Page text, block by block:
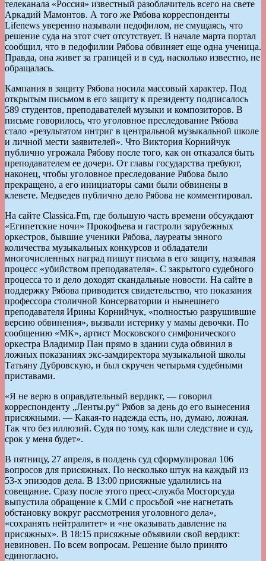
телеканала «Россия» известный разоблачитель всего на свете
Аркадий Мамонтов. А того же Рябова корреспонденты
Lifenews уверенно называли педофилом, не смущаясь, что
решение суда на этот счет отсутствует. В начале марта портал
сообщил, что в педофилии Рябова обвиняет еще одна ученица.
Правда, она живет за границей и в суд, насколько известно, не
обращалась.
Кампания в защиту Рябова носила массовый характер. Под
открытым письмом в его защиту к президенту подписалось
589 студентов, преподавателей музыки и композиторов. В
письме говорилось, что уголовное преследование Рябова
стало «результатом интриг в центральной музыкальной школе
и личной мести заявителей». Что Виктория Корнийчук
публично угрожала Рябову после того, как он отказался быть
преподавателем ее дочери. От главы государства требуют,
наконец, чтобы уголовное преследование Рябова было
прекращено, а его инициаторы сами были обвинены в
клевете. Медведев публично дело Рябова не комментировал.
На сайте Classica.Fm, где большую часть времени обсуждают
«Египетские ночи» Прокофьева и гастроли зарубежных
оркестров, бывшие ученики Рябова, лауреаты энного
количества музыкальных конкурсов и обладатели
многочисленных наград пишут письма в его защиту, называя
процесс «убийством преподавателя». С закрытого судебного
процесса то и дело доходят скандальные новости. На сайте в
поддержку Рябова приводится свидетельство, что показания
профессора столичной Консерватории и нынешнего
преподавателя Ирины Корнийчук, «полностью разрушившие
версию обвинения», вызвали истерику у мамы девочки. По
сообщению «МК», артист Московского симфонического
оркестра Владимир Пан прямо в здании суда обвинил в
ложных показаниях экс-замдиректора музыкальной школы
Татьяну Дубровскую, и был скручен четырьмя судебными
приставами.
«Я не верю в оправдательный вердикт, — говорил
корреспонденту „Ленты.ру“ Рябов за день до его вынесения
присяжными. — Какая-то надежда есть, но, думаю, ложная.
Так что без иллюзий. Судя по тому, как шли следствие и суд,
срок у меня будет».
В пятницу, 27 апреля, в полдень суд сформулировал 106
вопросов для присяжных. По несколько штук на каждый из
53-х эпизодов дела. В 13:00 присяжные удалились на
совещание. Сразу после этого пресс-служба Мосгорсуда
выпустила обращение к СМИ с просьбой «не нагнетать
обстановку вокруг рассмотрения уголовного дела»,
«сохранять нейтралитет» и «не оказывать давление на
присяжных». В 18:15 присяжные объявили свой вердикт:
невиновен. По всем вопросам. Решение было принято
единогласно.